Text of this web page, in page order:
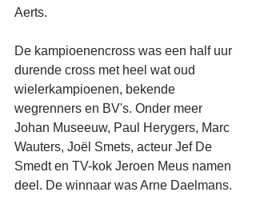
Aerts.
De kampioenencross was een half uur
durende cross met heel wat oud
wielerkampioenen, bekende
wegrenners en BV's. Onder meer
Johan Museeuw, Paul Herygers, Marc
Wauters, Joël Smets, acteur Jef De
Smedt en TV-kok Jeroen Meus namen
deel. De winnaar was Arne Daelmans.